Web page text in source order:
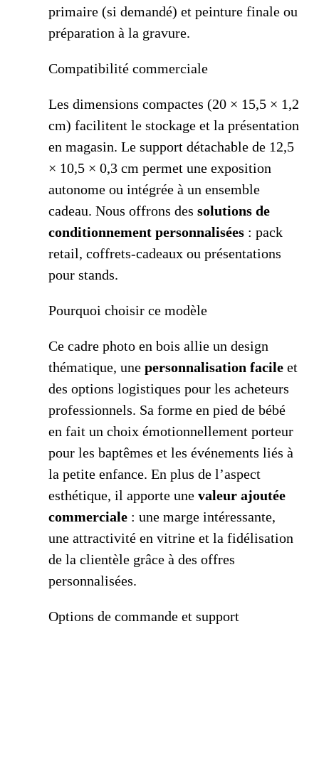
primaire (si demandé) et peinture finale ou
préparation à la gravure.
Compatibilité commerciale
Les dimensions compactes (20 × 15,5 × 1,2
cm) facilitent le stockage et la présentation
en magasin. Le support détachable de 12,5
× 10,5 × 0,3 cm permet une exposition
autonome ou intégrée à un ensemble
cadeau. Nous offrons des solutions de
conditionnement personnalisées : pack
retail, coffrets-cadeaux ou présentations
pour stands.
Pourquoi choisir ce modèle
Ce cadre photo en bois allie un design
thématique, une personnalisation facile et
des options logistiques pour les acheteurs
professionnels. Sa forme en pied de bébé
en fait un choix émotionnellement porteur
pour les baptêmes et les événements liés à
la petite enfance. En plus de l’aspect
esthétique, il apporte une valeur ajoutée
commerciale : une marge intéressante,
une attractivité en vitrine et la fidélisation
de la clientèle grâce à des offres
personnalisées.
Options de commande et support